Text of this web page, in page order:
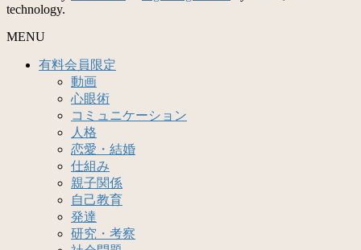
technology.
MENU
有料会員限定
動画
心眼術
コミュニケーション
人格
恋愛・結婚
仕組み
親子関係
自己教育
発達
研究・考察